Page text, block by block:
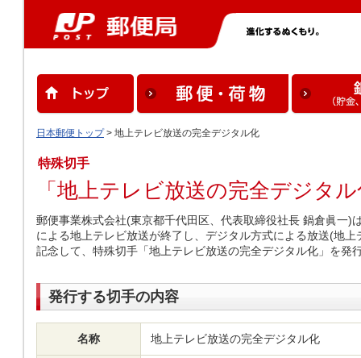
日本郵便トップ> 地上テレビ放送の完全デジタル化
特殊切手
「地上テレビ放送の完全デジタ
郵便事業株式会社(東京都千代田区、代表取締役社長 鍋倉眞一)
による地上テレビ放送が終了し、デジタル方式による放送(地
記念して、特殊切手「地上テレビ放送の完全デジタル化」を発
発行する切手の内容
名称 地上テレビ放送の完全デジタル化